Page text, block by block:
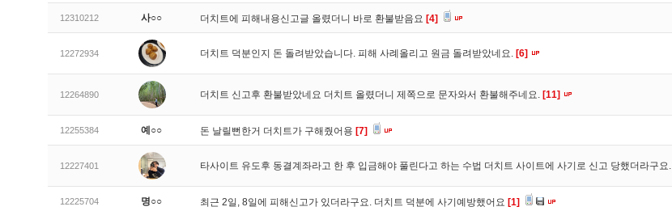
12310212 사○○ 더치트에 피해내용신고글 올렸더니 바로 환불받음요 [4]
12272934 더치트 덕분인지 돈 돌려받았습니다. 피해 사례올리고 원금 돌려받았네요. [6]
12264890 더치트 신고후 환불받았네요 더치트 올렸더니 제쪽으로 문자와서 환불해주네요. [11]
12255384 예○○ 돈 날릴뻔한거 더치트가 구해줬어용 [7]
12227401 타사이트 유도후 동결계좌라고 한 후 입금해야 풀린다고 하는 수법 더치트 사이트에 사기로 신고 당했더라구요.
12225704 명○○ 최근 2일, 8일에 피해신고가 있더라구요. 더치트 덕분에 사기예방했어요 [1]